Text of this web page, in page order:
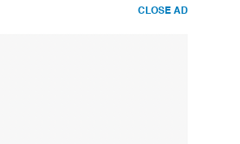
CLOSE AD